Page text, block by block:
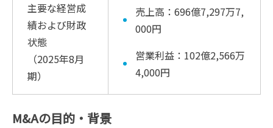
主要な経営成
績および財政
状態
（2025年8月
期）
売上高：696億7,297万7,
000円
営業利益：102億2,566万
4,000円
M&Aの目的・背景